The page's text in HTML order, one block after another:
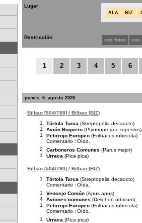
Lugar
ALA BIZ
Restricción con fotos con
1 2 3 4 5 6
jueves, 6. agosto 2026
Bilbao [504/788] / Bilbao (BIZ)
1
Tórtola Turca (Streptopelia decaocto)
1
Avión Roquero (Ptyonoprogne rupestris)
1
Petirrojo Europeo (Erithacus rubecula)
Comentario : Oído.
2
Carboneros Comunes (Parus major)
1
Urraca (Pica pica)
Bilbao [504/790] / Bilbao (BIZ)
1
Tórtola Turca (Streptopelia decaocto)
Comentario : Oída.
1
Vencejo Común (Apus apus)
4
Aviones comunes (Delichon urbicum)
1
Petirrojo Europeo (Erithacus rubecula)
Comentario : Oído.
1
Urraca (Pica pica)